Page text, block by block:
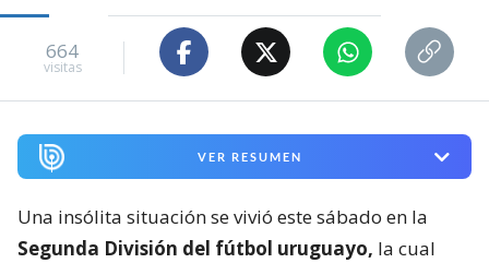
664
visitas
VER RESUMEN
Una insólita situación se vivió este sábado en la
Segunda División del fútbol uruguayo, la cual